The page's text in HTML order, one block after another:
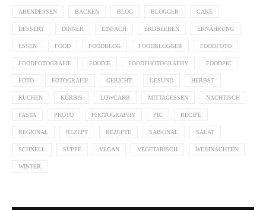
ABENDESSEN BACKEN BLOG BLOGGER CAKE
DESSERT DINNER EINFACH ERDBEEREN ERNÄHRUNG
ESSEN FOOD FOODBLOG FOODBLOGGER FOODFOTO
FOODFOTOGRAFIE FOODIE FOODPHOTOGRAPHY FOODPIC
FOTO FOTOGRAFIE GERICHT GESUND HERBST
KUCHEN KÜRBIS LOWCARB MITTAGESSEN NACHTISCH
PASTA PHOTO PHOTOGRAPHY PIC RECIPE
REGIONAL REZEPT REZEPTE SAISONAL SALAT
SCHNELL SUPPE VEGAN VEGETARISCH WEIHNACHTEN
WINTER